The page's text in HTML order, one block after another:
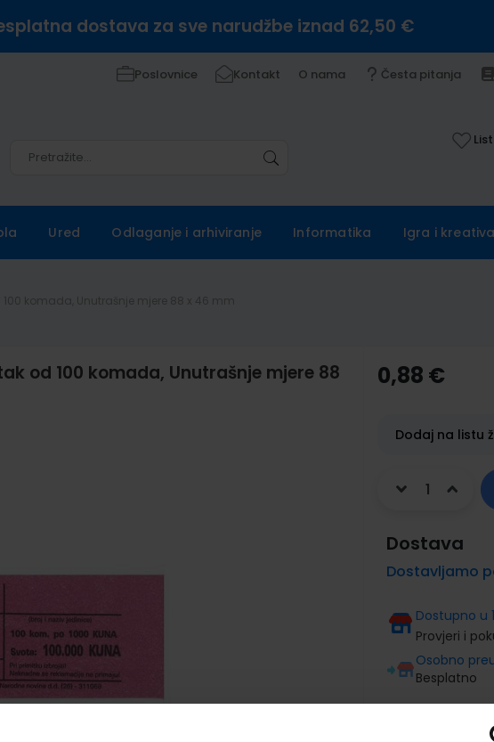
dostava za sve narudžbe iznad 62,50 €
Poslovnice Kontakt O nama Česta pitanja
Ured Odlaganje i arhiviranje Informatika Igra i kreativa
od 100 komada, Unutrašnje mjere 88
0,88 €
Dodaj na listu
Dostava
Dostavljamo
Dostupno u
Provjeri i
Osobno
Besplatno